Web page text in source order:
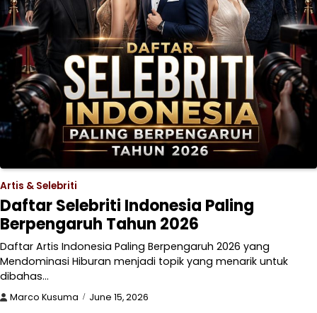
Artis & Selebriti
Daftar Selebriti Indonesia Paling
Berpengaruh Tahun 2026
Daftar Artis Indonesia Paling Berpengaruh 2026 yang
Mendominasi Hiburan menjadi topik yang menarik untuk
dibahas…
Marco Kusuma June 15, 2026